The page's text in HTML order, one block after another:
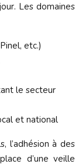
Les domaines
etc.)
le secteur
et national
l’adhésion à des
d’une veille